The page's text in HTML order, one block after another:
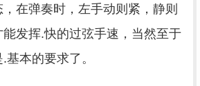
在弹奏时，左手动则紧，静则
发挥.快的过弦手速，当然至于
本的要求了。